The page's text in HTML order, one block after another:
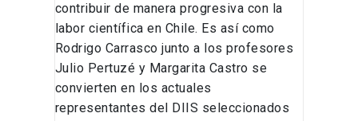
contribuir de manera progresiva con la
labor científica en Chile. Es así como
Rodrigo Carrasco junto a los profesores
Julio Pertuzé y Margarita Castro se
convierten en los actuales
representantes del DIIS seleccionados